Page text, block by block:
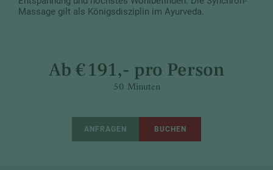
Massage gilt als Königsdisziplin im Ayurveda.
Ab € 191,- pro Person
50 Minuten
ANFRAGEN BUCHEN